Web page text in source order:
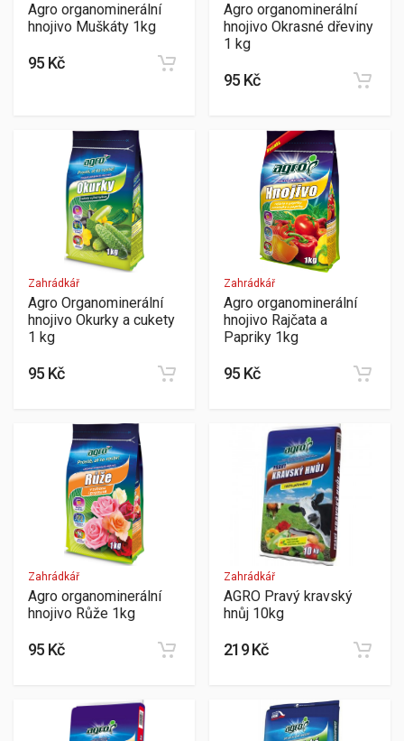
Agro organominerální
hnojivo Muškáty 1kg
95 Kč
Agro organominerální
hnojivo Okrasné dřeviny
1 kg
95 Kč
Zahrádkář
Agro Organominerální
hnojivo Okurky a cukety
1 kg
95 Kč
Zahrádkář
Agro organominerální
hnojivo Rajčata a
Papriky 1kg
95 Kč
Zahrádkář
Agro organominerální
hnojivo Růže 1kg
95 Kč
Zahrádkář
AGRO Pravý kravský
hnůj 10kg
219 Kč